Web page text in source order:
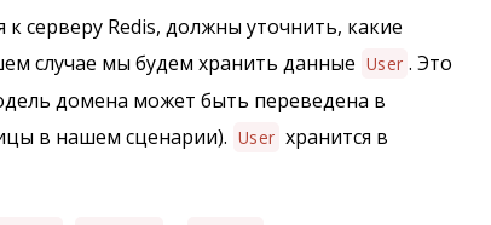
серверу Redis, должны уточнить, какие
случае мы будем хранить данные User . Это
домена может быть переведена в
в нашем сценарии). User хранится в